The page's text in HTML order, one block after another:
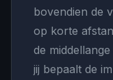
bovendien de
op korte
de
jij bepaalt de